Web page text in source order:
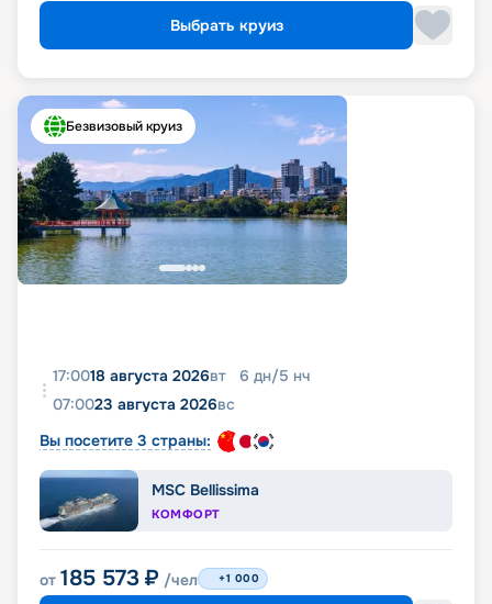
Выбрать круиз
Безвизовый круиз
17:0018 августа 2026вт 6 дн/5 нч
07:0023 августа 2026вс
Вы посетите 3 страны:
MSC Bellissima
КОМФОРТ
от 185 573 ₽ /чел +1 000